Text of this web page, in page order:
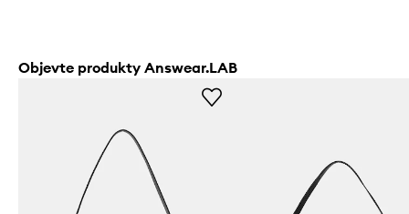
Objevte produkty Answear.LAB